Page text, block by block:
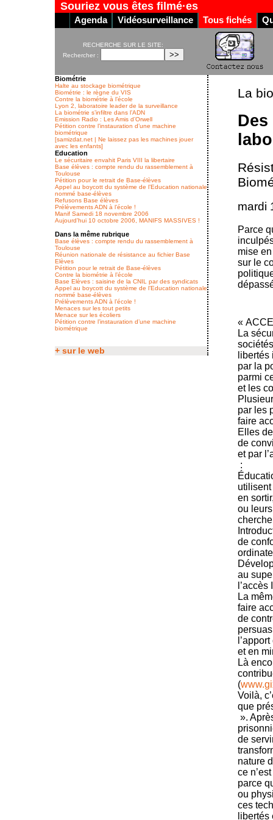
Souriez vous êtes filmé·es
Agenda Vidéosurveillance Tous fichés
RECHERCHE SUR LE SITE:
Rechercher :
La
mardi
Parce
mise
sur le
«
La
par la
parmi
et les
par les
faire
Elles
de
et par
:
utilisent
en
ou
de
au
l’accès
La
faire
de
et en
Là
(
Voilà,
que
».
de
nature
ce
parce
ou
ces
Biométrie
Halte au stockage biométrique
Biométrie : le règne du VIS
Contre la biométrie à l’école
Lyon 2, laboratoire leader de la surveillance
La biométrie s’infiltre dans l’ADN
Emission Radio : Les Amis d’Orwell
Pétition contre l’instauration d’une machine
biométrique
[samizdat.net | Ne laissez pas les machines jouer
avec les enfants]
Education
Le sécuritaire envahit Paris VIII la libertaire
Base élèves : compte rendu du rassemblement à
Toulouse
Pétition pour le retrait de Base-élèves
Appel au boycott du système de l’Education nationale
nommé base-élèves
Refusons Base élèves
Prélèvements ADN à l’école !
Manif Samedi 18 novembre 2006
Aujourd’hui 10 octobre 2006, MANIFS MASSIVES !
Dans la même rubrique
Base élèves : compte rendu du rassemblement à
Toulouse
Réunion nationale de résistance au fichier Base
Elèves
Pétition pour le retrait de Base-élèves
Contre la biométrie à l’école
Base Elèves : saisine de la CNIL par des syndicats
Appel au boycott du système de l’Education nationale
nommé base-élèves
Prélèvements ADN à l’école !
Menaces sur les tout petits
Menace sur les écoliers
Pétition contre l’instauration d’une machine
biométrique
+ sur le web